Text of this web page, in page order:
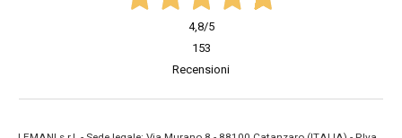
4,8/5
153
Recensioni